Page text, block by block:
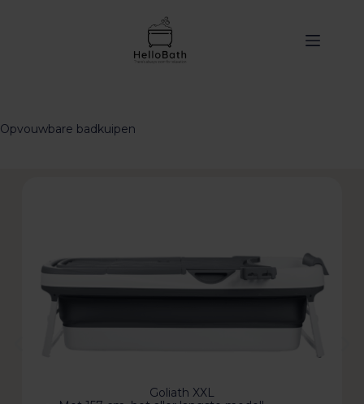
Opvouwbare badkuipen
Goliath XXL